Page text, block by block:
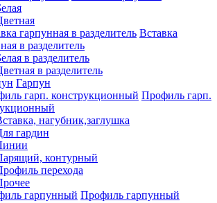
Вставка
в разделитель
в разделитель
в разделитель
Гарпун
Профиль гарп.
нагубник,заглушка
гардин
контурный
перехода
Профиль гарпунный